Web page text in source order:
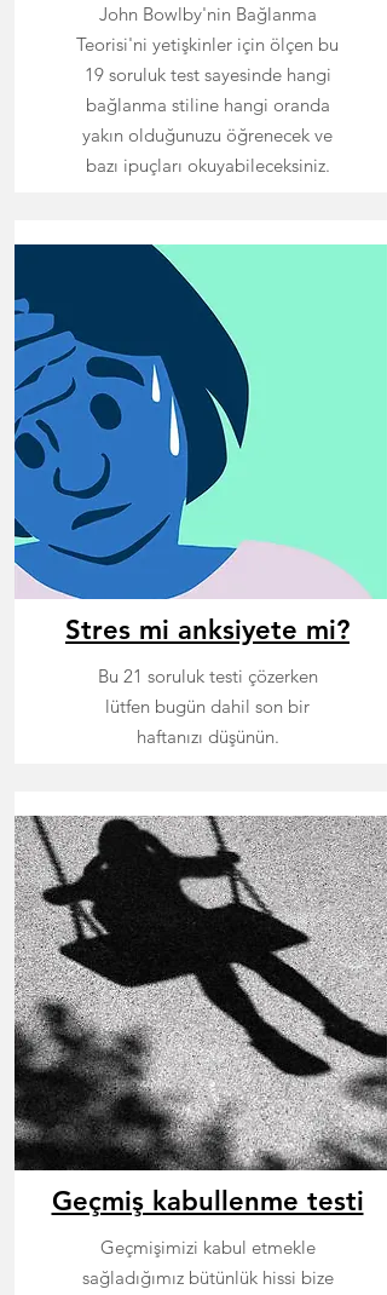
John Bowlby'nin Bağlanma
Teorisi'ni yetişkinler için ölçen bu
19 soruluk test sayesinde hangi
bağlanma stiline hangi oranda
yakın olduğunuzu öğrenecek ve
bazı ipuçları okuyabileceksiniz.
Stres mi anksiyete mi?
Bu 21 soruluk testi çözerken
lütfen bugün dahil son bir
haftanızı düşünün.
Geçmiş kabullenme testi
Geçmişimizi kabul etmekle
sağladığımız bütünlük hissi bize